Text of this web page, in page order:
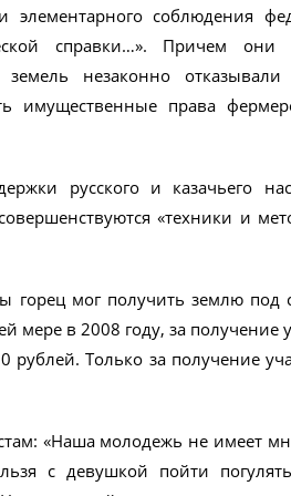
элементарного соблюдения
справки…». Причем они
незаконно отказывали
имущественные права
русского и казачьего
«техники и
мог получить землю под
мере в 2008 году, за получение
Только за получение
«Наша молодежь не имеет
с девушкой пойти